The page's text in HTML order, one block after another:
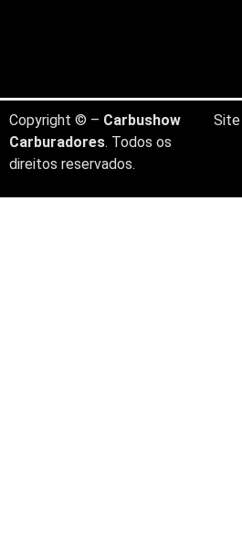
Copyright © – Carbushow
Carburadores. Todos os
direitos reservados.